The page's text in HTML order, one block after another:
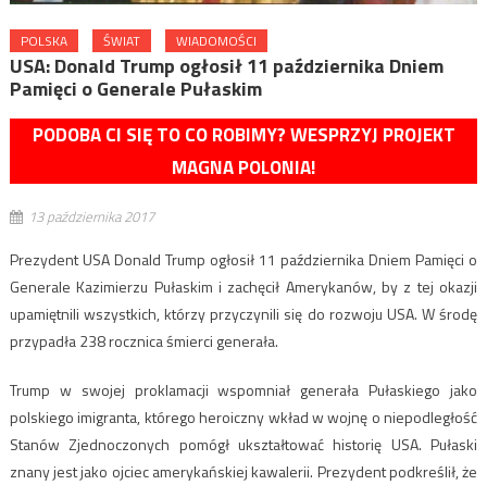
POLSKA ŚWIAT WIADOMOŚCI
USA: Donald Trump ogłosił 11 października Dniem
Pamięci o Generale Pułaskim
PODOBA CI SIĘ TO CO ROBIMY? WESPRZYJ PROJEKT
MAGNA POLONIA!
13 października 2017
Prezydent USA Donald Trump ogłosił 11 października Dniem Pamięci o
Generale Kazimierzu Pułaskim i zachęcił Amerykanów, by z tej okazji
upamiętnili wszystkich, którzy przyczynili się do rozwoju USA. W środę
przypadła 238 rocznica śmierci generała.
Trump w swojej proklamacji wspomniał generała Pułaskiego jako
polskiego imigranta, którego heroiczny wkład w wojnę o niepodległość
Stanów Zjednoczonych pomógł ukształtować historię USA. Pułaski
znany jest jako ojciec amerykańskiej kawalerii. Prezydent podkreślił, że